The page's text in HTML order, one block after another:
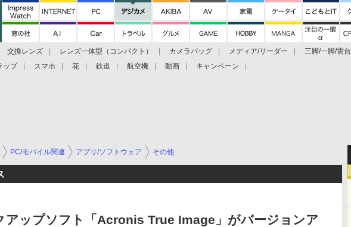
交換レンズ レンズ一体型（コンパクト） カメラバッグ メディア/リーダー 三脚/一脚/雲台
ップ スマホ 花 鉄道 航空機 動画 キャンペーン
PC/モバイル関連 アプリ/ソフトウェア その他
アップソフト「Acronis True Image」がバージョンア